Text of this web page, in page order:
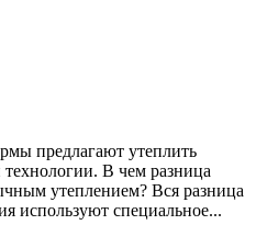
предлагают утеплить
В чем разница
утеплением? Вся разница
используют специальное...